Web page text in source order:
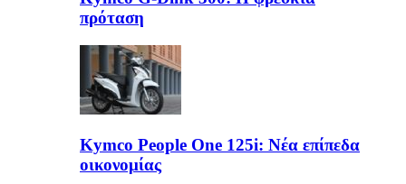
πρόταση
Kymco People One 125i: Νέα επίπεδα
οικονομίας